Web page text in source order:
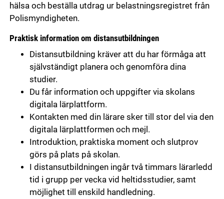
hälsa och beställa utdrag ur belastningsregistret från
Polismyndigheten.
Praktisk information om distansutbildningen
Distansutbildning kräver att du har förmåga att
självständigt planera och genomföra dina
studier.
Du får information och uppgifter via skolans
digitala lärplattform.
Kontakten med din lärare sker till stor del via den
digitala lärplattformen och mejl.
Introduktion, praktiska moment och slutprov
görs på plats på skolan.
I distansutbildningen ingår två timmars lärarledd
tid i grupp per vecka vid heltidsstudier, samt
möjlighet till enskild handledning.